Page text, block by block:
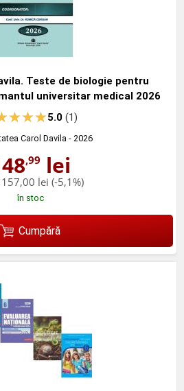
Teste de biologie pentru
universitar medical 2026
5.0(1)
Carol Davila - 2026
,99 lei
157,00 lei (-5,1%)
în stoc
Cumpără